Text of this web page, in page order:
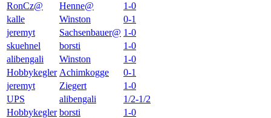
RonCz@ Henne@
1-0
kalle
Winston
0-1
jeremyt
Sachsenbauer@ 1-0
skuehnel
borsti
1-0
alibengali
Winston
1-0
Hobbykegler Achimkogge
0-1
jeremyt
Ziegert
1-0
UPS
alibengali
1/2-1/2
Hobbykegler borsti
1-0